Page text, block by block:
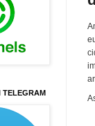
TELEGRAM